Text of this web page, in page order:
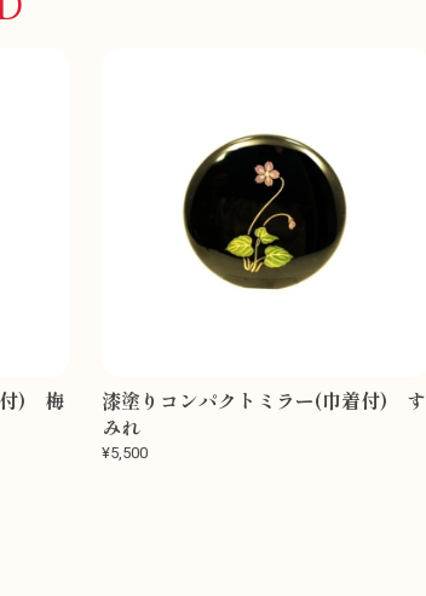
付) 梅
漆塗りコンパクトミラー(巾着付) す
みれ
¥5,500